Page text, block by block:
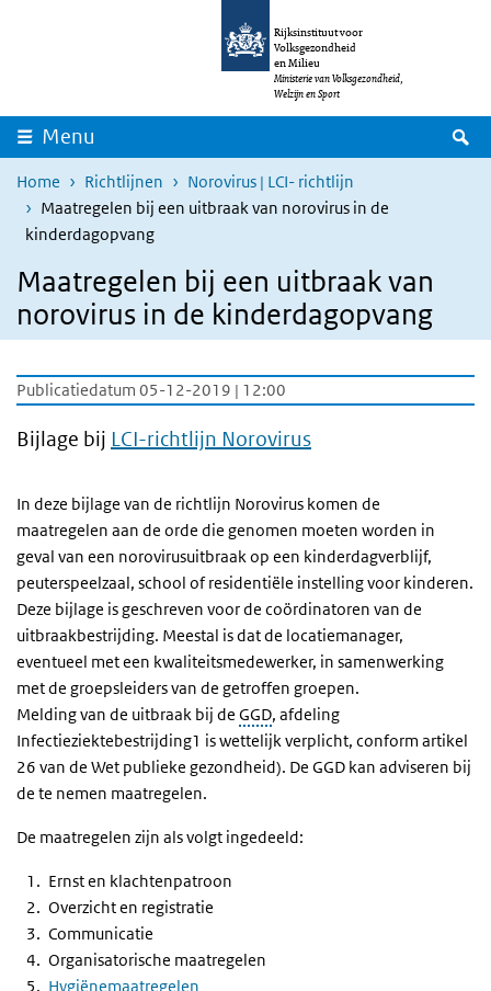
Overslaan en naar de inhoud gaan
Rijksinstituut voor
Volksgezondheid
en Milieu
Ministerie van Volksgezondheid,
Welzijn en Sport
Menu
Home Richtlijnen
Norovirus | LCI- richtlijn
Maatregelen bij een uitbraak van norovirus in de
kinderdagopvang
Maatregelen bij een uitbraak van
norovirus in de kinderdagopvang
Publicatiedatum 05-12-2019 | 12:00
Bijlage bij LCI-richtlijn Norovirus
In deze bijlage van de richtlijn Norovirus komen de
maatregelen aan de orde die genomen moeten worden in
geval van een norovirusuitbraak op een kinderdagverblijf,
peuterspeelzaal, school of residentiële instelling voor kinderen.
Deze bijlage is geschreven voor de coördinatoren van de
uitbraakbestrijding. Meestal is dat de locatiemanager,
eventueel met een kwaliteitsmedewerker, in samenwerking
met de groepsleiders van de getroffen groepen.
Melding van de uitbraak bij de GGD, afdeling
Infectieziektebestrijding1 is wettelijk verplicht, conform artikel
26 van de Wet publieke gezondheid). De GGD kan adviseren bij
de te nemen maatregelen.
De maatregelen zijn als volgt ingedeeld:
Ernst en klachtenpatroon
Overzicht en registratie
Communicatie
Organisatorische maatregelen
Hygiënemaatregelen